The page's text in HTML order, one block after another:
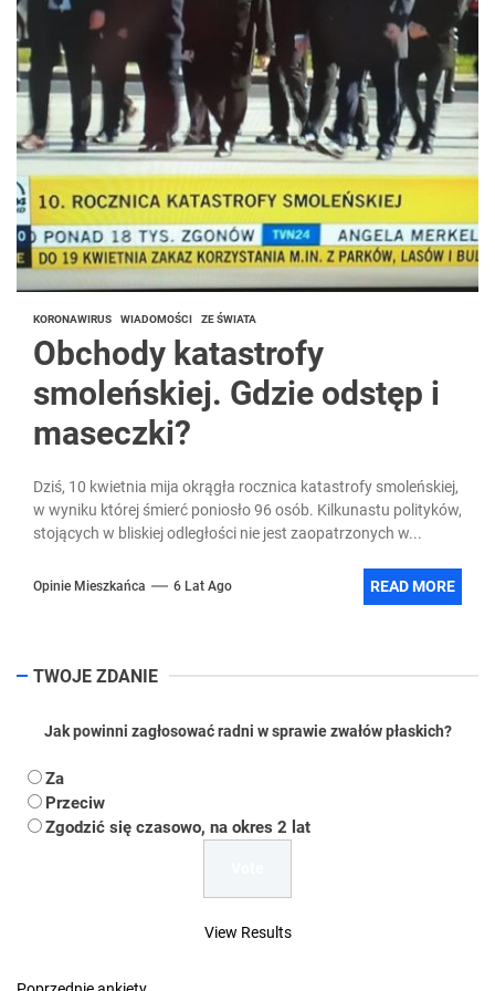
KORONAWIRUS WIADOMOŚCI ZE ŚWIATA
Obchody katastrofy
smoleńskiej. Gdzie odstęp i
maseczki?
Dziś, 10 kwietnia mija okrągła rocznica katastrofy smoleńskiej,
w wyniku której śmierć poniosło 96 osób. Kilkunastu polityków,
stojących w bliskiej odległości nie jest zaopatrzonych w...
Opinie Mieszkańca 6 Lat Ago READ MORE
TWOJE ZDANIE
Jak powinni zagłosować radni w sprawie zwałów płaskich?
Za
Przeciw
Zgodzić się czasowo, na okres 2 lat
View Results